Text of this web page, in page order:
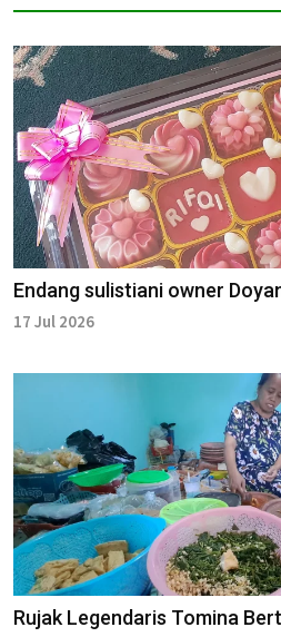
Endang sulistiani owner
17 Jul 2026
Rujak Legendaris Tomina